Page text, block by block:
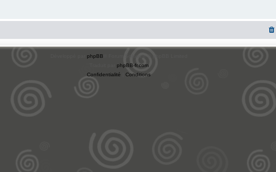
phpBB
phpBB-fr.com
Confidentialité
Conditions